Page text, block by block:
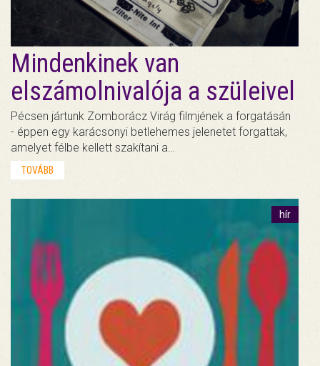
Mindenkinek van
elszámolnivalója a szüleivel
Pécsen jártunk Zomborácz Virág filmjének a forgatásán
- éppen egy karácsonyi betlehemes jelenetet forgattak,
amelyet félbe kellett szakítani a…
TOVÁBB
hír